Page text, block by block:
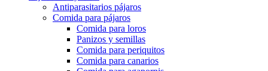
Antiparasitarios pájaros
Comida para pájaros
Comida para loros
Panizos y semillas
Comida para periquitos
Comida para canarios